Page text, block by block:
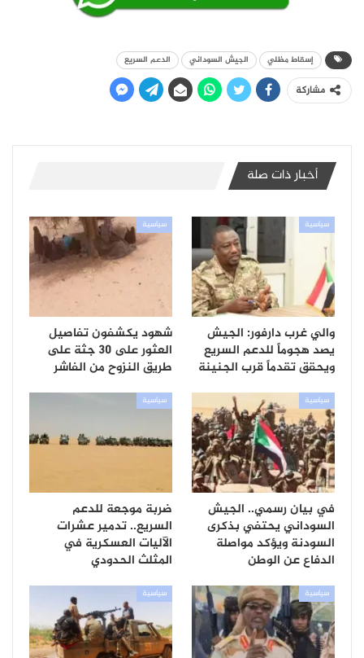
إسقاط مظلي الجيش السوداني الدعم السريع
مشاركة
أخبار ذات صلة
سياسية
والي غرب دارفور: الجيش
يصد هجوماً للدعم السريع
ويحقق تقدماً قرب الجنينة
سياسية
شهود يكشفون تفاصيل
العثور على 30 جثة على
طريق النزوح من الفاشر
سياسية
في بيان رسمي.. الجيش
السوداني يحتفي بذكرى
السودنة ويؤكد مواصلة
الدفاع عن الوطن
سياسية
ضربة موجعة للدعم
السريع.. تدمير عشرات
الآليات العسكرية في
المثلث الحدودي
سياسية سياسية